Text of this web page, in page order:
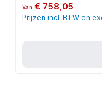
Normale prijs:
Van€ 758,05
Prijzen incl. BTW en